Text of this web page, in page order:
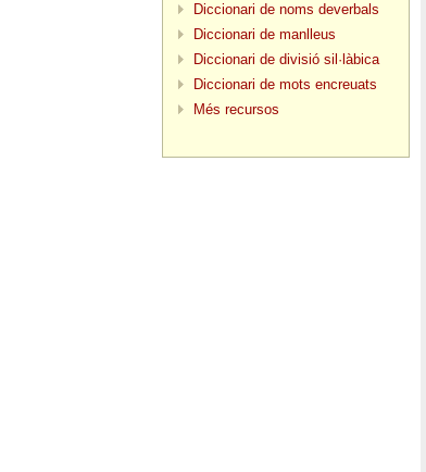
Diccionari de noms deverbals
Diccionari de manlleus
Diccionari de divisió sil·làbica
Diccionari de mots encreuats
Més recursos